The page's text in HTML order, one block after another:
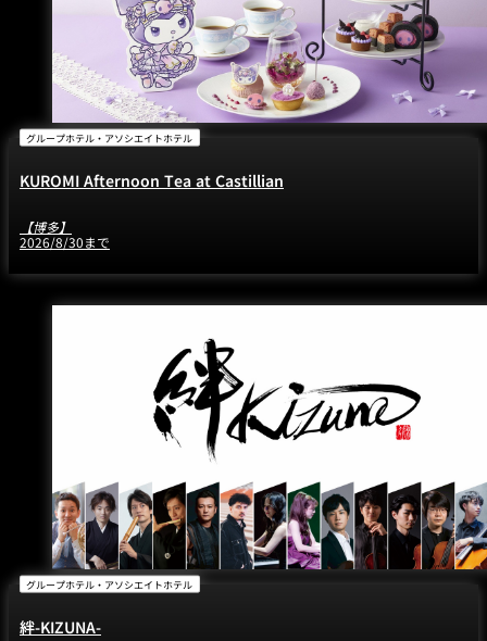
グループホテル・アソシエイトホテル
KUROMI Afternoon Tea at Castillian
【博多】
2026/8/30まで
グループホテル・アソシエイトホテル
絆-KIZUNA-